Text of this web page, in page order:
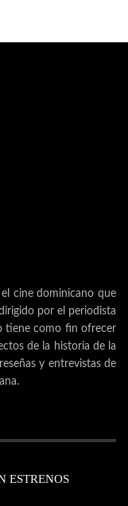
cine dominicano que
por el periodista
tiene como fin ofrecer
de la historia de la
y entrevistas de
ESTRENOS